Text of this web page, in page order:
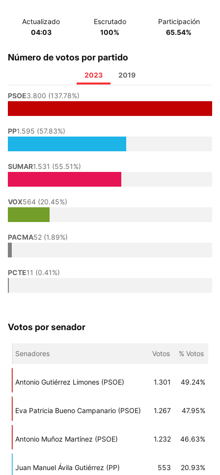
Actualizado
04:03
Escrutado
100%
Participación
65.54%
Número de votos por partido
2023 2019
PSOE3.800 (137.78%)
PP1.595 (57.83%)
SUMAR1.531 (55.51%)
VOX564 (20.45%)
PACMA52 (1.89%)
PCTE11 (0.41%)
Votos por senador
Senadores Votos % Votos
Antonio Gutiérrez Limones (PSOE) 1.301 49.24%
Eva Patricia Bueno Campanario (PSOE) 1.267 47.95%
Antonio Muñoz Martínez (PSOE) 1.232 46.63%
Juan Manuel Ávila Gutiérrez (PP) 553 20.93%